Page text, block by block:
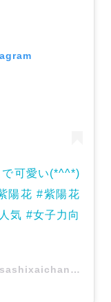
可愛い(*^^*)
陽花 #紫陽花
気 #女子力向
on